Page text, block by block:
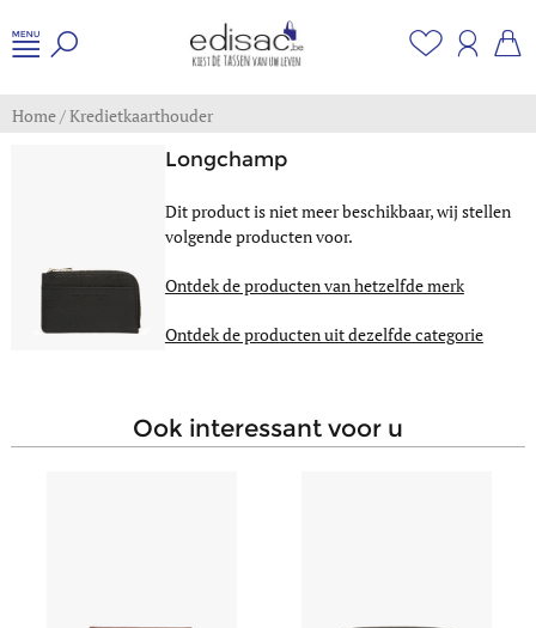
Home/Kredietkaarthouder
Longchamp
Dit product is niet meer beschikbaar, wij stellen
volgende producten voor.
Ontdek de producten van hetzelfde merk
Ontdek de producten uit dezelfde categorie
ook interessant voor u